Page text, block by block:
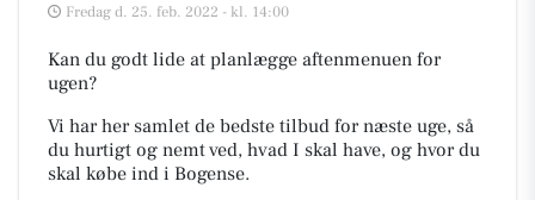
Fredag d. 25. feb. 2022 - kl. 14:00
Kan du godt lide at planlægge aftenmenuen for
ugen?
Vi har her samlet de bedste tilbud for næste uge, så
du hurtigt og nemt ved, hvad I skal have, og hvor du
skal købe ind i Bogense.